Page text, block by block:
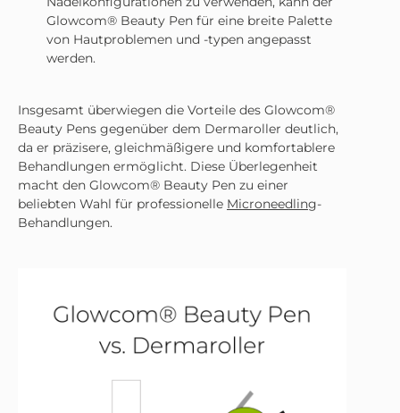
Glowcom® Beauty Pen für eine breite Palette
von Hautproblemen und -typen angepasst
werden.
Insgesamt überwiegen die Vorteile des Glowcom®
Beauty Pens gegenüber dem Dermaroller deutlich,
da er präzisere, gleichmäßigere und komfortablere
Behandlungen ermöglicht. Diese Überlegenheit
macht den Glowcom® Beauty Pen zu einer
beliebten Wahl für professionelle Microneedling-
Behandlungen.